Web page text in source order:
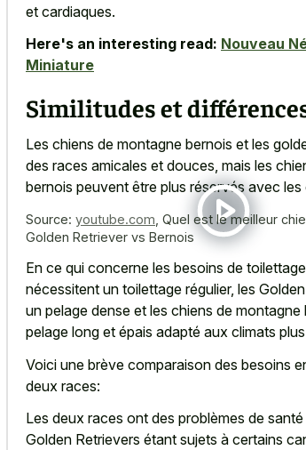
et cardiaques.
Here's an interesting read: Nouveau
Miniature
Similitudes et
Les chiens de montagne bernois et les
des races amicales et douces, mais les
bernois peuvent être plus réservés avec les
Source: youtube.com Quel est le meilleur
Golden Retriever vs Bernois
En ce qui concerne les besoins de
nécessitent un toilettage régulier, les
un pelage dense et les chiens de montagne
pelage long et épais adapté aux climats
Voici une brève comparaison des besoins
deux races:
Les deux races ont des problèmes de
Golden Retrievers étant sujets à certains